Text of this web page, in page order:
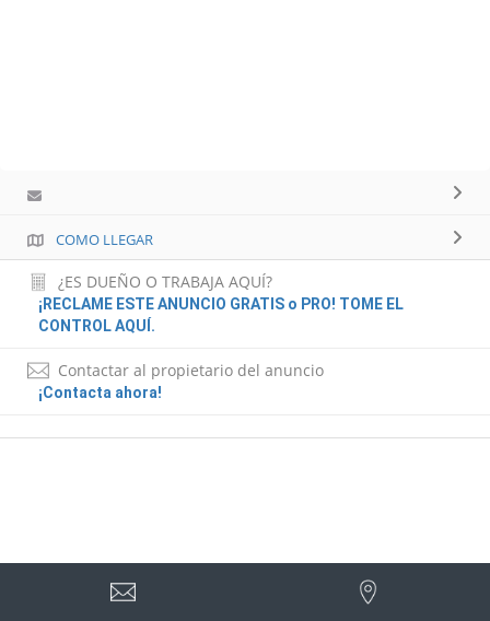
COMO LLEGAR
¿ES DUEÑO O TRABAJA AQUÍ?
¡RECLAME ESTE ANUNCIO GRATIS o PRO! TOME EL
CONTROL AQUÍ.
Contactar al propietario del anuncio
¡Contacta ahora!